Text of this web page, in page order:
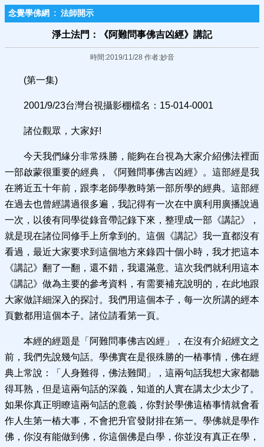
念覺學佛網 : 法師開示
淨土法門：《阿難問事佛吉凶經》講記
時間:2019/11/28 作者:妙音
(第一集)
2001/9/23台灣台視攝影棚檔名：15-014-0001
諸位觀眾，大家好!
今天我們緣分非常殊勝，能夠在台視為大家介紹佛法裡面
一部啟蒙很重要的經典，《阿難問事佛吉凶經》。這部經是我
在將近五十年前，跟李老師學教時第一部所學的經典。這部經
在過去也曾經講過很多遍，我記得有一次在中廣利用廣播說過
一次，以後有同學從錄音帶記錄下來，整理成一部《講記》，
就是現在諸位同修手上所拿到的。這個《講記》我一直都沒有
看過，最近大家要求到這個地方來錄四十個小時，我才把這本
《講記》翻了一翻，還不錯，我還滿意。這次我們就利用這本
《講記》做為主要的參考資料，有需要補充說明的，在此地跟
大家做詳細深入的探討。我們用這個本子，每一次所講的經本
頁數都用這個本子。諸位請看第一頁。
本經的經題是「阿難問事佛吉凶經」，在沒有介紹經文之
前，我們先說幾句話。學佛實在是很殊勝的一樁事情，佛在經
典上常說：「人身難得，佛法難聞」，這兩句話我想大家都聽
得耳熟，但是這兩句話的深義，知道的人實在講太少太少了。
如果你真正明瞭這兩句話的意義，你對於學佛這樁事情就會看
作人生第一樁大事，不會把升官發財排在第一。學佛就是學作
佛，你沒有能做到佛，你這個佛是白學，你並沒有真正在學，